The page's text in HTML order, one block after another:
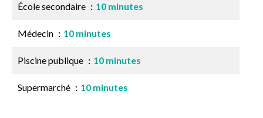
École secondaire 10 minutes
Médecin 10 minutes
Piscine publique 10 minutes
Supermarché 10 minutes